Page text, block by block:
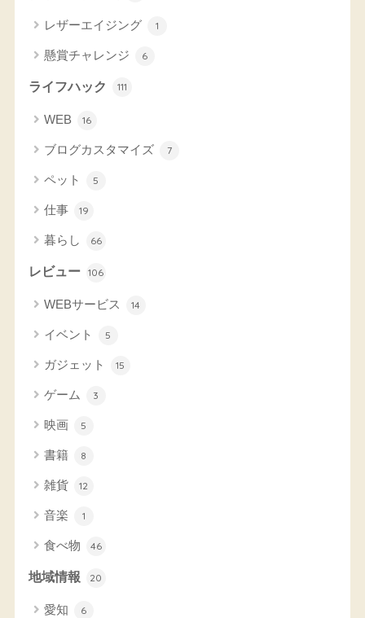
レザーエイジング 1
懸賞チャレンジ 6
ライフハック 111
WEB 16
ブログカスタマイズ 7
ペット 5
仕事 19
暮らし 66
レビュー 106
WEBサービス 14
イベント 5
ガジェット 15
ゲーム 3
映画 5
書籍 8
雑貨 12
音楽 1
食べ物 46
地域情報 20
愛知 6